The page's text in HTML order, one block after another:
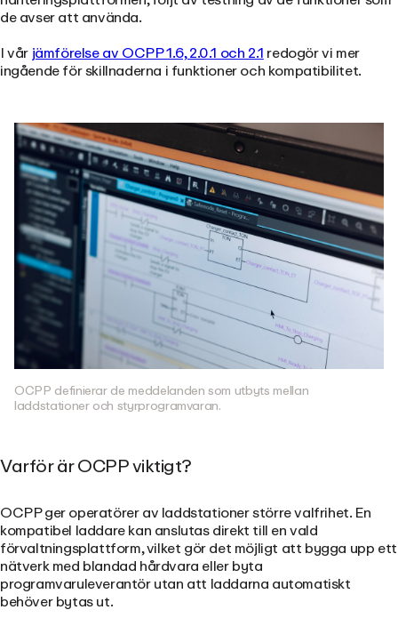
de avser att använda.
I vårjämförelse av OCPP 1.6, 2.0.1 och 2.1redogör vi mer
ingående för skillnaderna i funktioner och kompatibilitet.
OCPP definierar de meddelanden som utbyts mellan
laddstationer och styrprogramvaran.
Varför är OCPP viktigt?
OCPP ger operatörer av laddstationer större valfrihet. En
kompatibel laddare kan anslutas direkt till en vald
förvaltningsplattform, vilket gör det möjligt att bygga upp ett
nätverk med blandad hårdvara eller byta
programvaruleverantör utan att laddarna automatiskt
behöver bytas ut.